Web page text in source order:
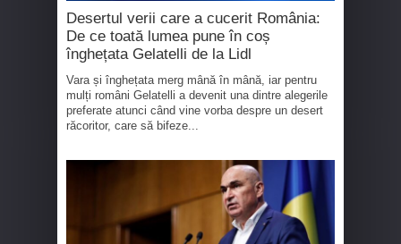
Desertul verii care a cucerit România:
De ce toată lumea pune în coș
înghețata Gelatelli de la Lidl
Vara și înghețata merg mână în mână, iar pentru
mulți români Gelatelli a devenit una dintre alegerile
preferate atunci când vine vorba despre un desert
răcoritor, care să bifeze...